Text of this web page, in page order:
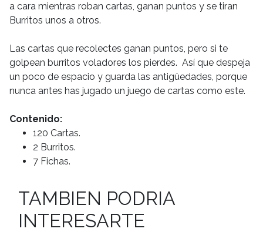
a cara mientras roban cartas, ganan puntos y se tiran
Burritos unos a otros.
Las cartas que recolectes ganan puntos, pero si te
golpean burritos voladores los pierdes. Así que despeja
un poco de espacio y guarda las antigüedades, porque
nunca antes has jugado un juego de cartas como este.
Contenido:
120 Cartas.
2 Burritos.
7 Fichas.
TAMBIEN PODRIA
INTERESARTE